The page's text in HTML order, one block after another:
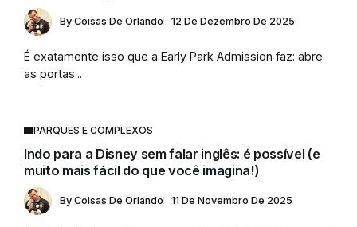
By Coisas De Orlando 12 De Dezembro De 2025
É exatamente isso que a Early Park Admission faz: abre
as portas...
PARQUES E COMPLEXOS
Indo para a Disney sem falar inglês: é possível (e
muito mais fácil do que você imagina!)
By Coisas De Orlando 11 De Novembro De 2025